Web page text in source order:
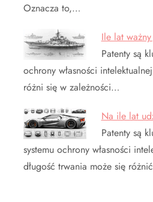
Oznacza to,…
Ile lat
Patenty są
ochrony własności
różni się w zależności…
Na ile lat
Patenty są
systemu ochrony własności
długość trwania może się